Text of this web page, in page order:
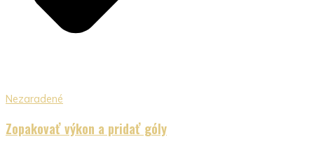
Nezaradené
Zopakovať výkon a pridať góly